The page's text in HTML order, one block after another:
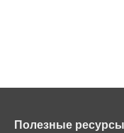
Полезные ресурсы